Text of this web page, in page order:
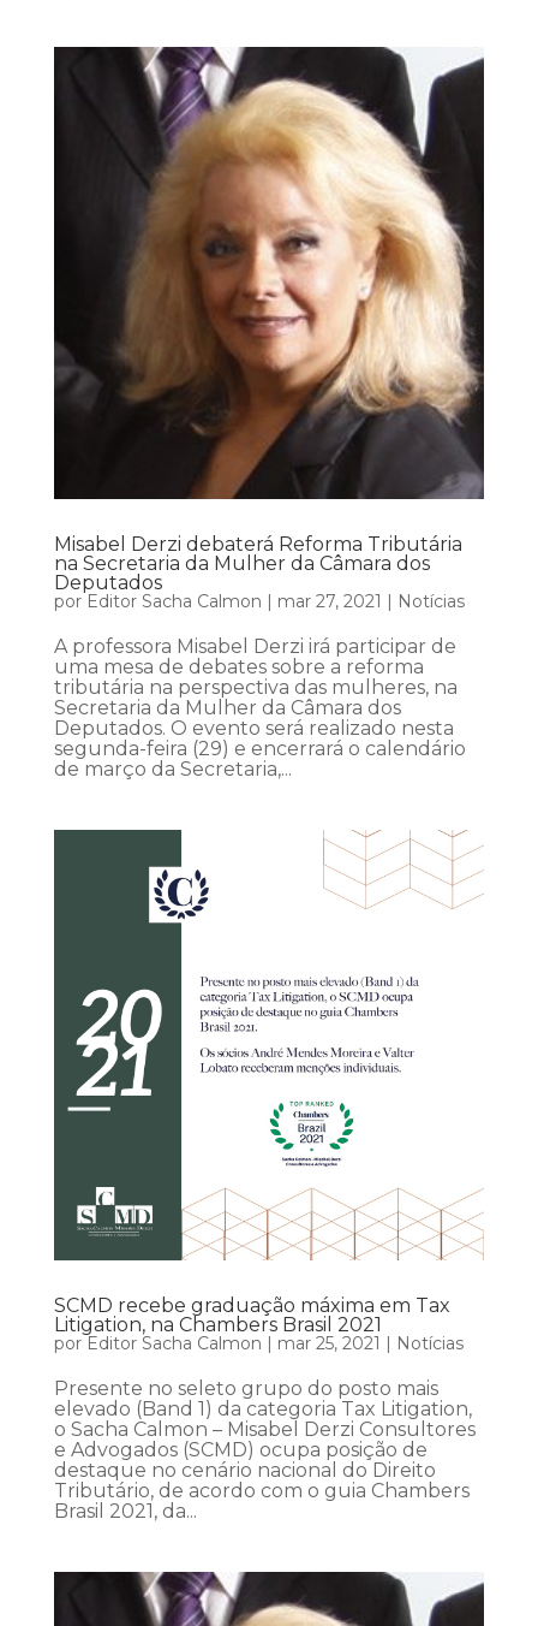
Misabel Derzi debaterá Reforma Tributária
na Secretaria da Mulher da Câmara dos
Deputados
por Editor Sacha Calmon | mar 27, 2021 | Notícias
A professora Misabel Derzi irá participar de
uma mesa de debates sobre a reforma
tributária na perspectiva das mulheres, na
Secretaria da Mulher da Câmara dos
Deputados. O evento será realizado nesta
segunda-feira (29) e encerrará o calendário
de março da Secretaria,...
SCMD recebe graduação máxima em Tax
Litigation, na Chambers Brasil 2021
por Editor Sacha Calmon mar 25, 2021 Notícias
Presente no seleto grupo do posto mais
elevado (Band 1) da categoria Tax Litigation,
o Sacha Calmon – Misabel Derzi Consultores
e Advogados (SCMD) ocupa posição de
destaque no cenário nacional do Direito
Tributário, de acordo com o guia Chambers
Brasil 2021, da...